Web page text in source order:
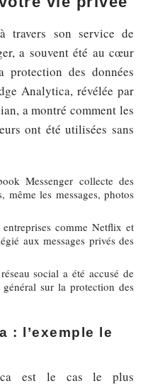
travers son service de
a souvent été au cœur
protection des données
Analytica, révélée par
a montré comment les
ont été utilisées sans
Messenger collecte des
même les messages, photos
entreprises comme Netflix et
aux messages privés des
social a été accusé de
sur la protection des
: l’exemple le
est le cas le plus